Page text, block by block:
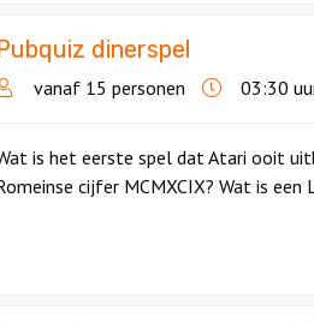
dinerspel
vanaf 15 personen 03:30
is het eerste spel dat Atari ooit
cijfer MCMXCIX? Wat is een